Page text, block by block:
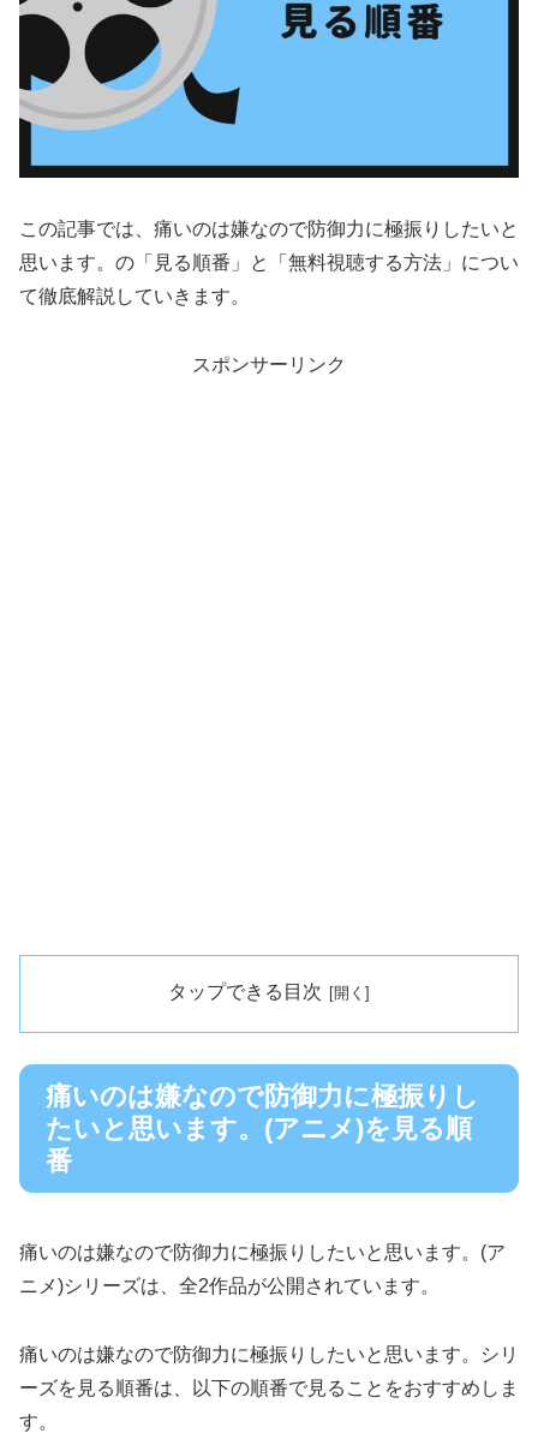
この記事では、痛いのは嫌なので防御力に極振りしたいと
思います。の「見る順番」と「無料視聴する方法」につい
て徹底解説していきます。
スポンサーリンク
タップできる目次
痛いのは嫌なので防御力に極振りし
たいと思います。(アニメ)を見る順
番
痛いのは嫌なので防御力に極振りしたいと思います。(ア
ニメ)シリーズは、全2作品が公開されています。
痛いのは嫌なので防御力に極振りしたいと思います。シリ
ーズを見る順番は、以下の順番で見ることをおすすめしま
す。